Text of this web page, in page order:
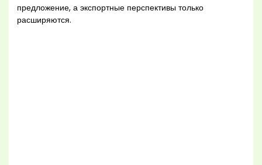
предложение, а экспортные перспективы только
расширяются.